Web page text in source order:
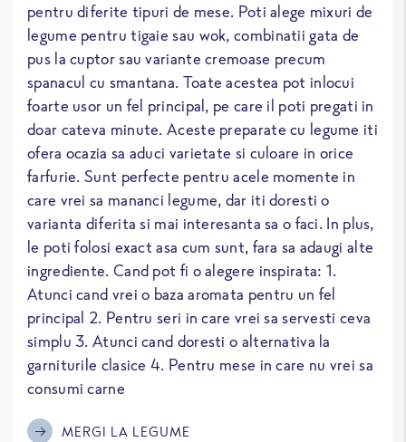
pentru diferite tipuri de mese. Poti alege mixuri de
legume pentru tigaie sau wok, combinatii gata de
pus la cuptor sau variante cremoase precum
spanacul cu smantana. Toate acestea pot inlocui
foarte usor un fel principal, pe care il poti pregati in
doar cateva minute. Aceste preparate cu legume iti
ofera ocazia sa aduci varietate si culoare in orice
farfurie. Sunt perfecte pentru acele momente in
care vrei sa mananci legume, dar iti doresti o
varianta diferita si mai interesanta sa o faci. In plus,
le poti folosi exact asa cum sunt, fara sa adaugi alte
ingrediente. Cand pot fi o alegere inspirata: 1.
Atunci cand vrei o baza aromata pentru un fel
principal 2. Pentru seri in care vrei sa servesti ceva
simplu 3. Atunci cand doresti o alternativa la
garniturile clasice 4. Pentru mese in care nu vrei sa
consumi carne
MERGI LA LEGUME